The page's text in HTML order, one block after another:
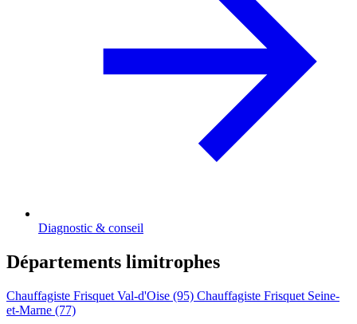
Diagnostic & conseil
Départements limitrophes
Chauffagiste Frisquet Val-d'Oise (95) Chauffagiste Frisquet Seine-
et-Marne (77)